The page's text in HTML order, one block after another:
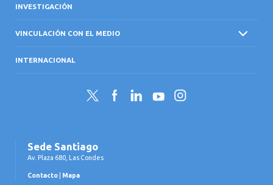
INVESTIGACIÓN
VINCULACIÓN CON EL MEDIO
INTERNACIONAL
Twitter FacebookLinkedInYouTubeInstagram
Sede Santiago
Av. Plaza 680, Las Condes
Contacto Mapa